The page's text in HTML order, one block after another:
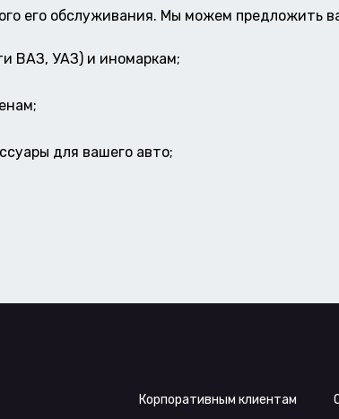
его обслуживания. Мы можем предложить
ВАЗ, УАЗ) и иномаркам;
для вашего авто;
Корпоративным клиентам